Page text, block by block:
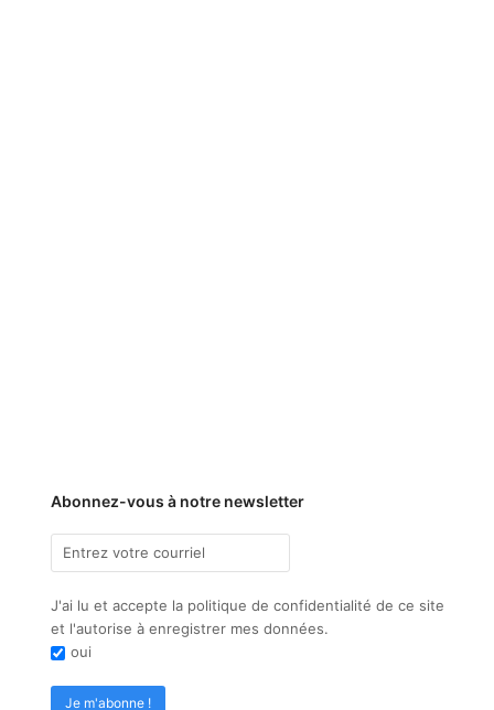
Abonnez-vous à notre newsletter
J'ai lu et accepte la politique de confidentialité de ce site
et l'autorise à enregistrer mes données.
oui